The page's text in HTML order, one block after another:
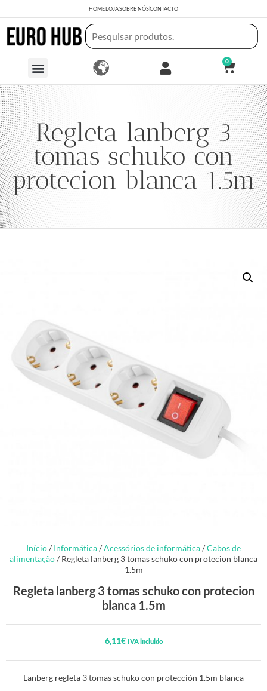
HOMELOJASOBRE NÓSCONTACTO
0
Regleta lanberg 3
tomas schuko con
protecion blanca 1.5m
Início/ Informática/Acessórios de informática/Cabos de
alimentação/ Regleta lanberg 3 tomas schuko con protecion blanca
1.5m
Regleta lanberg 3 tomas schuko con protecion
blanca 1.5m
6,11€ IVA incluido
Lanberg regleta 3 tomas schuko con protección 1.5m blanca